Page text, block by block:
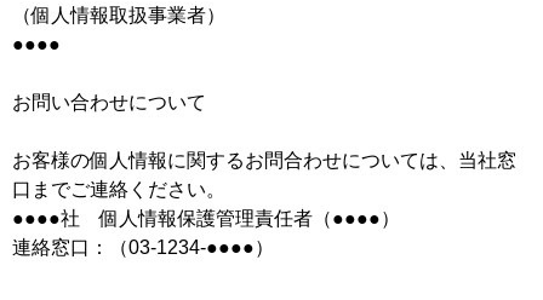
（個人情報取扱事業者）
●●●●
お問い合わせについて
お客様の個人情報に関するお問合わせについては、当社窓
口までご連絡ください。
●●●●社 個人情報保護管理責任者（●●●●）
連絡窓口：（03-1234-●●●●）